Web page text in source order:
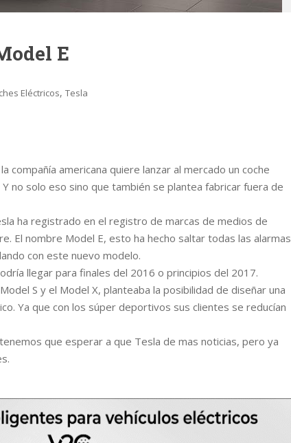
E
Eléctricos, Tesla
compañía americana quiere lanzar al mercado un coche
no solo eso sino que también se plantea fabricar fuera de
ha registrado en el registro de marcas de medios de
El nombre Model E, esto ha hecho saltar todas las alarmas
con este nuevo modelo.
llegar para finales del 2016 o principios del 2017.
S y el Model X, planteaba la posibilidad de diseñar una
Ya que con los súper deportivos sus clientes se reducían
que esperar a que Tesla de mas noticias, pero ya